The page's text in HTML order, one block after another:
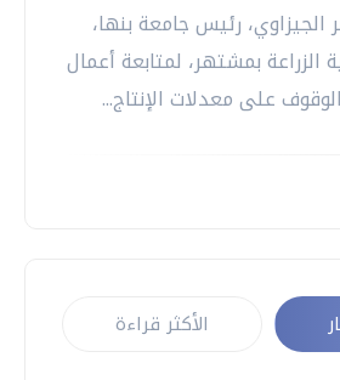
الجيزاوي، رئيس جامعة بنها،
الزراعة بمشتهر، لمتابعة أعمال
على معدلات الإنتاج...
الأكثر قراءة